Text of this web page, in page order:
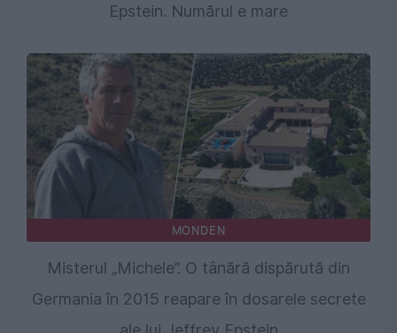
Epstein. Numărul e mare
MONDEN
Misterul „Michele”. O tânără dispărută din
Germania în 2015 reapare în dosarele secrete